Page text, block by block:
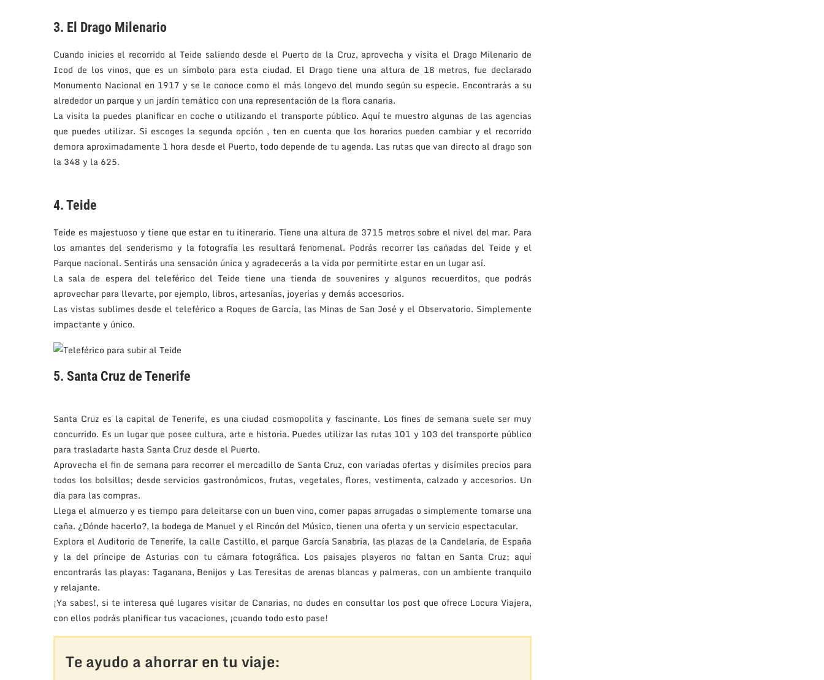
3. El Drago Milenario
Cuando inicies el recorrido al Teide saliendo desde el Puerto de la Cruz, aprovecha y visita el Drago Milenario de
Icod de los vinos, que es un símbolo para esta ciudad. El Drago tiene una altura de 18 metros, fue declarado
Monumento Nacional en 1917 y se le conoce como el más longevo del mundo según su especie. Encontrarás a su
alrededor un parque y un jardín temático con una representación de la flora canaria.
La visita la puedes planificar en coche o utilizando el transporte público. Aquí te muestro algunas de las agencias
que puedes utilizar. Si escoges la segunda opción , ten en cuenta que los horarios pueden cambiar y el recorrido
demora aproximadamente 1 hora desde el Puerto, todo depende de tu agenda. Las rutas que van directo al drago son
la 348 y la 625.
4. Teide
Teide es majestuoso y tiene que estar en tu itinerario. Tiene una altura de 3715 metros sobre el nivel del mar. Para
los amantes del senderismo y la fotografía les resultará fenomenal. Podrás recorrer las cañadas del Teide y el
Parque nacional. Sentirás una sensación única y agradecerás a la vida por permitirte estar en un lugar así.
La sala de espera del teleférico del Teide tiene una tienda de souvenires y algunos recuerditos, que podrás
aprovechar para llevarte, por ejemplo, libros, artesanías, joyerías y demás accesorios.
Las vistas sublimes desde el teleférico a Roques de García, las Minas de San José y el Observatorio. Simplemente
impactante y único.
5. Santa Cruz de Tenerife
Santa Cruz es la capital de Tenerife, es una ciudad cosmopolita y fascinante. Los fines de semana suele ser muy
concurrido. Es un lugar que posee cultura, arte e historia. Puedes utilizar las rutas 101 y 103 del transporte público
para trasladarte hasta Santa Cruz desde el Puerto.
Aprovecha el fin de semana para recorrer el mercadillo de Santa Cruz, con variadas ofertas y disímiles precios para
todos los bolsillos; desde servicios gastronómicos, frutas, vegetales, flores, vestimenta, calzado y accesorios. Un
día para las compras.
Llega el almuerzo y es tiempo para deleitarse con un buen vino, comer papas arrugadas o simplemente tomarse una
caña. ¿Dónde hacerlo?, la bodega de Manuel y el Rincón del Músico, tienen una oferta y un servicio espectacular.
Explora el Auditorio de Tenerife, la calle Castillo, el parque García Sanabria, las plazas de la Candelaria, de España
y la del príncipe de Asturias con tu cámara fotográfica. Los paisajes playeros no faltan en Santa Cruz; aquí
encontrarás las playas: Taganana, Benijos y Las Teresitas de arenas blancas y palmeras, con un ambiente tranquilo
y relajante.
¡Ya sabes!, si te interesa qué lugares visitar de Canarias, no dudes en consultar los post que ofrece Locura Viajera,
con ellos podrás planificar tus vacaciones, ¡cuando todo esto pase!
Te ayudo a ahorrar en tu viaje: